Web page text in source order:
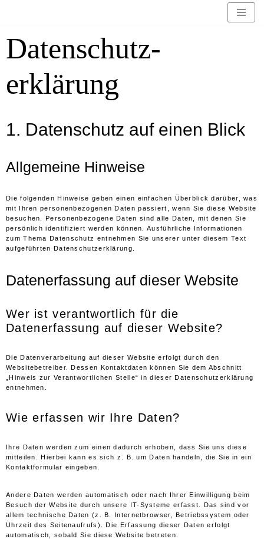
Inhalt
springen
Datenschutz­
erklärung
1. Datenschutz auf einen Blick
Allgemeine Hinweise
Die folgenden Hinweise geben einen einfachen Überblick darüber, was
mit Ihren personenbezogenen Daten passiert, wenn Sie diese Website
besuchen. Personenbezogene Daten sind alle Daten, mit denen Sie
persönlich identifiziert werden können. Ausführliche Informationen
zum Thema Datenschutz entnehmen Sie unserer unter diesem Text
aufgeführten Datenschutzerklärung.
Datenerfassung auf dieser Website
Wer ist verantwortlich für die
Datenerfassung auf dieser Website?
Die Datenverarbeitung auf dieser Website erfolgt durch den
Websitebetreiber. Dessen Kontaktdaten können Sie dem Abschnitt
„Hinweis zur Verantwortlichen Stelle“ in dieser Datenschutzerklärung
entnehmen.
Wie erfassen wir Ihre Daten?
Ihre Daten werden zum einen dadurch erhoben, dass Sie uns diese
mitteilen. Hierbei kann es sich z. B. um Daten handeln, die Sie in ein
Kontaktformular eingeben.
Andere Daten werden automatisch oder nach Ihrer Einwilligung beim
Besuch der Website durch unsere IT-Systeme erfasst. Das sind vor
allem technische Daten (z. B. Internetbrowser, Betriebssystem oder
Uhrzeit des Seitenaufrufs). Die Erfassung dieser Daten erfolgt
automatisch, sobald Sie diese Website betreten.